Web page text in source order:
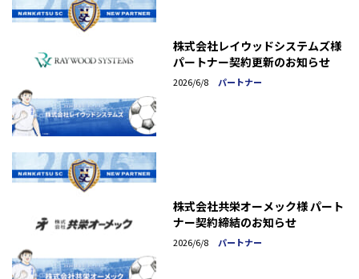
株式会社レイウッドシステムズ様
パートナー契約更新のお知らせ
2026/6/8 パートナー
株式会社共栄オーメック様 パート
ナー契約締結のお知らせ
2026/6/8 パートナー